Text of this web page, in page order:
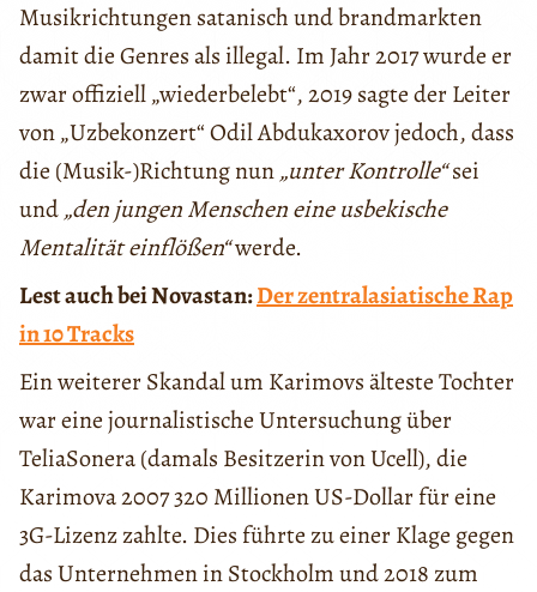
Musikrichtungen satanisch und brandmarkten
damit die Genres als illegal. Im Jahr 2017 wurde er
zwar offiziell „wiederbelebt“, 2019 sagte der Leiter
von „Uzbekonzert“ Odil Abdukaxorov jedoch, dass
die (Musik-)Richtung nun„unter Kontrolle“sei
und„den jungen Menschen eine usbekische
Mentalität einflößen“werde.
Lest auch bei Novastan:Der zentralasiatische Rap
in 10 Tracks
Ein weiterer Skandal um Karimovs älteste Tochter
war eine journalistische Untersuchung über
TeliaSonera (damals Besitzerin von Ucell), die
Karimova 2007 320 Millionen US-Dollar für eine
3G-Lizenz zahlte. Dies führte zu einer Klage gegen
das Unternehmen in Stockholm und 2018 zum